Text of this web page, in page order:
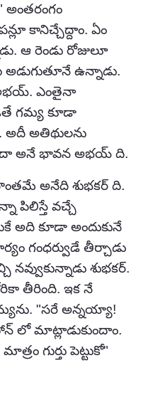
కానిచ్చేద్దాం. ఏం
ఆ రెండు రోజులూ
అడుగుతూనే ఉన్నాడు.
ఎంతైనా
గమ్య కూడా
అదీ అతిథులను
అనే భావన అభయ్ ది.
అనేది శుభకర్ ది.
పిలిస్తే వచ్చే
అది కూడా అందుకునే
గంధర్వుడే తీర్చాడు
నవ్వుకున్నాడు శుభకర్.
తీరింది. ఇక నే
"సరే అన్నయ్యా!
లో మాట్లాడుకుందాం.
గుర్తు పెట్టుకో"